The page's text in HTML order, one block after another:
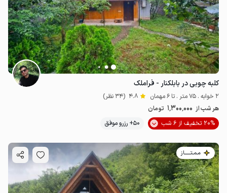
کلبه چوبی در بابلکنار - فراملک
2 خوابه . 75 متر . تا 6 مهمان 4.8 (34 نظر)
هر شب از 1٬300٬000 تومان
20% تخفیف از 6 شب
50+ رزرو موفق
مـمـتــــــاز